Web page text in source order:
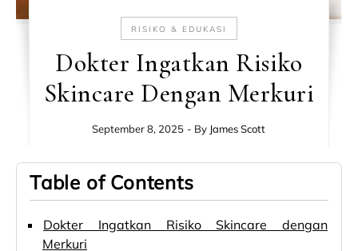
RISIKO & EDUKASI
Dokter Ingatkan Risiko
Skincare Dengan Merkuri
September 8, 2025 - By James Scott
Table of Contents
Dokter Ingatkan Risiko Skincare dengan
Merkuri